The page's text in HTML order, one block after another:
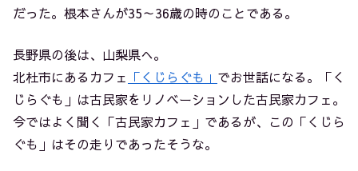
だった。根本さんが35～36歳の時のことである。
長野県の後は、山梨県へ。
北杜市にあるカフェ 「くじらぐも」 でお世話になる。「く
じらぐも」は古民家をリノベーションした古民家カフェ。
今ではよく聞く「古民家カフェ」であるが、この「くじら
ぐも」はその走りであったそうな。